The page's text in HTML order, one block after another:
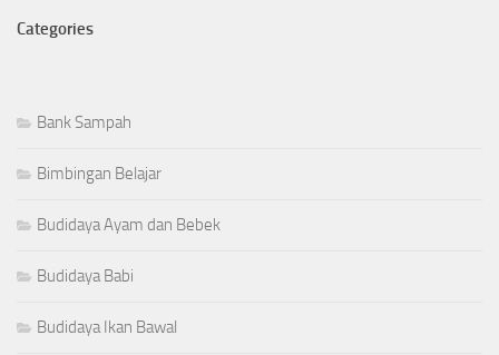
Categories
Bank Sampah
Bimbingan Belajar
Budidaya Ayam dan Bebek
Budidaya Babi
Budidaya Ikan Bawal